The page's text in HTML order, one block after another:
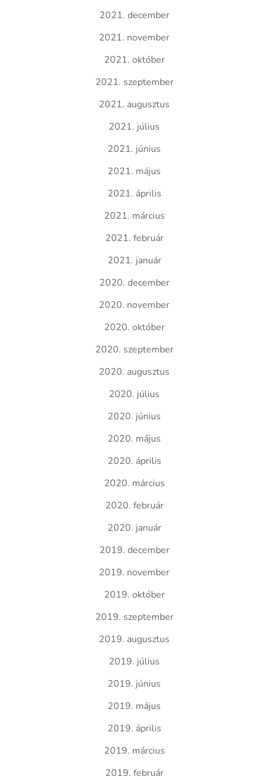
2021. december
2021. november
2021. október
2021. szeptember
2021. augusztus
2021. július
2021. június
2021. május
2021. április
2021. március
2021. február
2021. január
2020. december
2020. november
2020. október
2020. szeptember
2020. augusztus
2020. július
2020. június
2020. május
2020. április
2020. március
2020. február
2020. január
2019. december
2019. november
2019. október
2019. szeptember
2019. augusztus
2019. július
2019. június
2019. május
2019. április
2019. március
2019. február